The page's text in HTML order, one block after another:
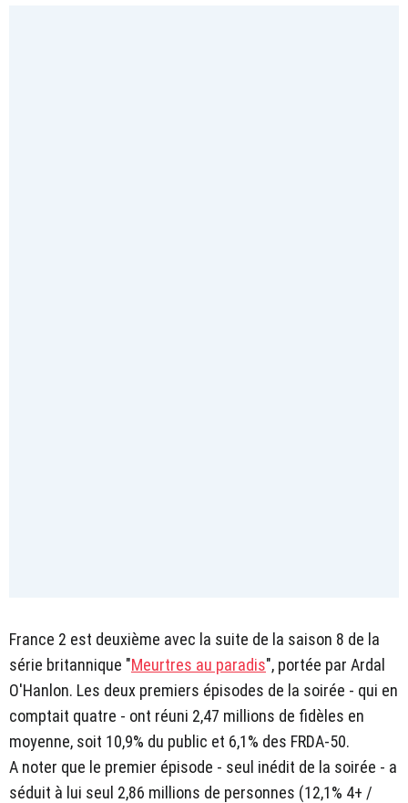
France 2 est deuxième avec la suite de la saison 8 de la
série britannique "Meurtres au paradis", portée par Ardal
O'Hanlon. Les deux premiers épisodes de la soirée - qui en
comptait quatre - ont réuni 2,47 millions de fidèles en
moyenne, soit 10,9% du public et 6,1% des FRDA-50.
A noter que le premier épisode - seul inédit de la soirée - a
séduit à lui seul 2,86 millions de personnes (12,1% 4+ /